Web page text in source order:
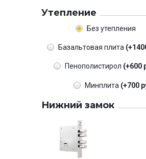
Утепление
Без утепления
Базальтовая плита
Пенополистирол (+600
Минплита (+700
Нижний замок